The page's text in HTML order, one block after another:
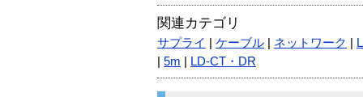
関連カテゴリ
サプライ ケーブル ネットワーク
5m LD-CT・DR